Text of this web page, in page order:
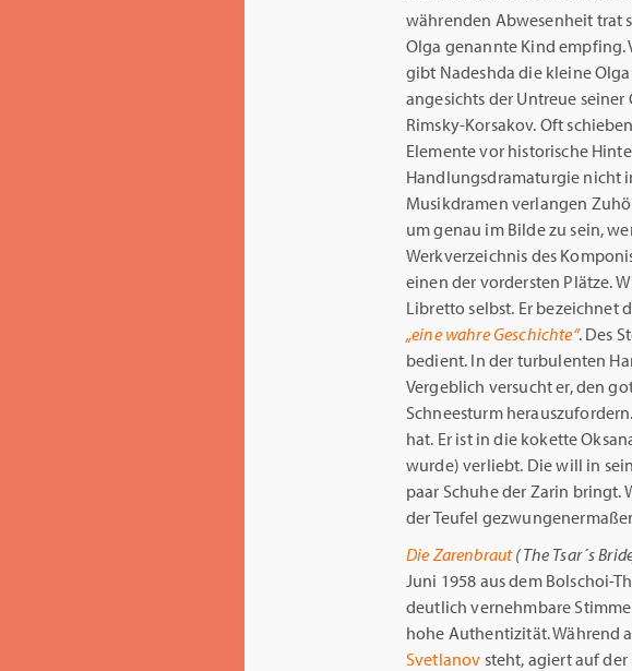
währenden Abwesenheit trat
Olga genannte Kind
gibt Nadeshda die kleine Olga
angesichts der Untreue
Rimsky-Korsakov. Oft
Elemente vor historische
Handlungsdramaturgie nicht
Musikdramen verlangen
um genau im Bilde zu sein,
Werkverzeichnis des
einen der vordersten Plätze.
Libretto selbst. Er bezeichnet
„eine wahre Geschichte“. Des
bedient. In der turbulenten
Vergeblich versucht er, den
Schneesturm
hat. Er ist in die kokette
wurde) verliebt. Die will in
paar Schuhe der Zarin bringt.
der Teufel
Die Zarenbraut(The Tsar´s
Juni 1958 aus dem Bolschoi-
deutlich vernehmbare
hohe Authentizität. Während
Svetlanov steht, agiert auf